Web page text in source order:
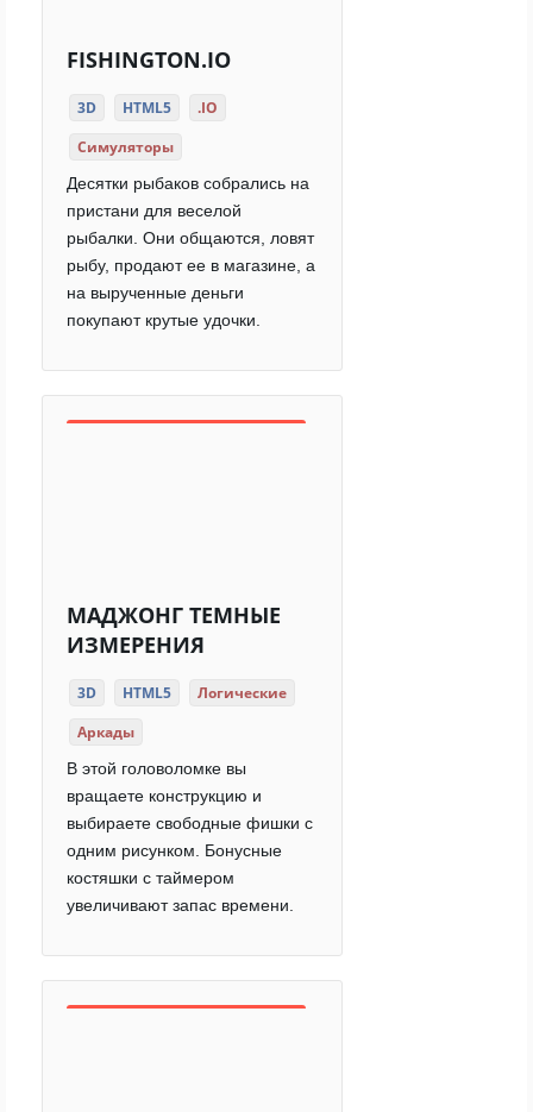
FISHINGTON.IO
3D HTML5
.IO
Симуляторы
Десятки рыбаков собрались на
пристани для веселой
рыбалки. Они общаются, ловят
рыбу, продают ее в магазине, а
на вырученные деньги
покупают крутые удочки.
МАДЖОНГ ТЕМНЫЕ
ИЗМЕРЕНИЯ
3D HTML5
Логические
Аркады
В этой головоломке вы
вращаете конструкцию и
выбираете свободные фишки с
одним рисунком. Бонусные
костяшки с таймером
увеличивают запас времени.